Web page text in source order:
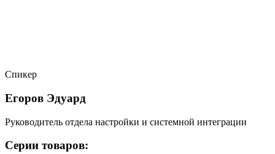
Спикер
Егоров Эдуард
Руководитель отдела настройки и системной интеграции
Серии товаров: